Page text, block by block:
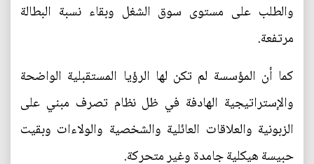
والطلب على مستوى سوق الشغل وبقاء نسبة البطالة
مرتفعة.
كما أن المؤسسة لم تكن لها الرؤيا المستقبلية الواضحة
والإستراتيجية الهادفة في ظل نظام تصرف مبني على
الزبونية والعلاقات العائلية والشخصية والولاءات وبقيت
حبيسة هيكلية جامدة وغير متحركة.